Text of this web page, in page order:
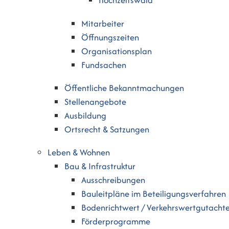
Mitarbeiter
Öffnungszeiten
Organisationsplan
Fundsachen
Öffentliche Bekanntmachungen
Stellenangebote
Ausbildung
Ortsrecht & Satzungen
Leben & Wohnen
Bau & Infrastruktur
Ausschreibungen
Bauleitpläne im Beteiligungsverfahren
Bodenrichtwert /
Förderprogramme